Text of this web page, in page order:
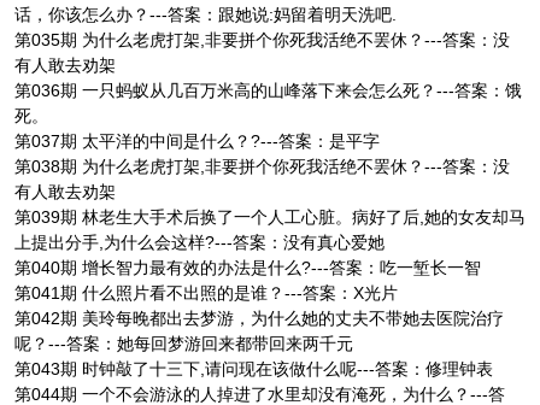
话，你该怎么办？---答案：跟她说:妈留着明天洗吧.
第035期 为什么老虎打架,非要拼个你死我活绝不罢休？---答案：没
有人敢去劝架
第036期 一只蚂蚁从几百万米高的山峰落下来会怎么死？---答案：饿
死。
第037期 太平洋的中间是什么？?---答案：是平字
第038期 为什么老虎打架,非要拼个你死我活绝不罢休？---答案：没
有人敢去劝架
第039期 林老生大手术后换了一个人工心脏。病好了后,她的女友却马
上提出分手,为什么会这样?---答案：没有真心爱她
第040期 增长智力最有效的办法是什么?---答案：吃一堑长一智
第041期 什么照片看不出照的是谁？---答案：X光片
第042期 美玲每晚都出去梦游，为什么她的丈夫不带她去医院治疗
呢？---答案：她每回梦游回来都带回来两千元
第043期 时钟敲了十三下,请问现在该做什么呢---答案：修理钟表
第044期 一个不会游泳的人掉进了水里却没有淹死，为什么？---答